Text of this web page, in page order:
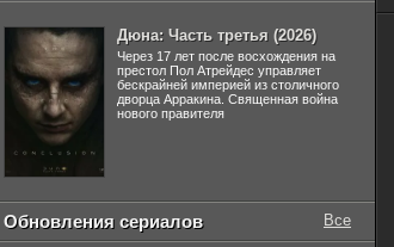
Дюна: Часть третья (2026)
Через 17 лет после восхождения на
престол Пол Атрейдес управляет
бескрайней империей из столичного
дворца Арракина. Священная война
нового правителя
Обновления сериалов Все